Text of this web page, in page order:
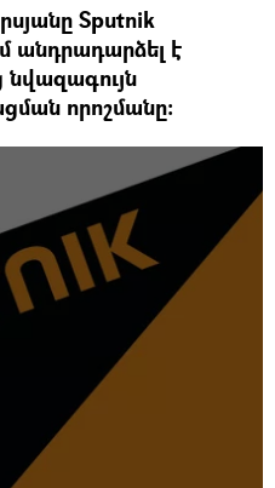
Sputnik
անդրադարձել է
որոշմանը։